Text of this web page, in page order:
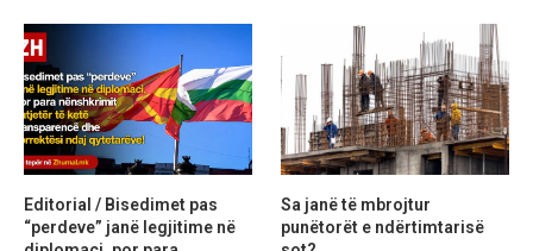
Editorial / Bisedimet pas
“perdeve” janë legjitime në
Sa janë të mbrojtur
punëtorët e ndërtimtarisë